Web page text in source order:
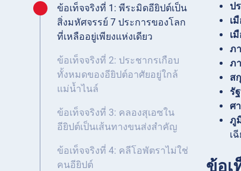
ข้อเท็จจริงที่ 1: พีระมิดอียิปต์เป็น
สิ่งมหัศจรรย์ 7 ประการของโลก
ที่เหลืออยู่เพียงแห่งเดียว
ข้อเท็จจริงที่ 2: ประชากรเกือบ
ทั้งหมดของอียิปต์อาศัยอยู่ใกล้
แม่น้ำไนล์
ข้อเท็จจริงที่ 3: คลองสุเอซใน
อียิปต์เป็นเส้นทางขนส่งสำคัญ
ข้อเท็จจริงที่ 4: คลีโอพัตราไม่ใช่
คนอียิปต์
ป
เ
เ
ภ
ภ
ส
รั
ศ
ภู
เ
ข้อเ